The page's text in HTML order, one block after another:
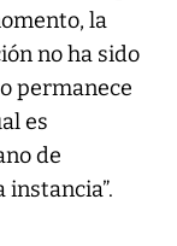
la
no ha sido
permanece
es
de